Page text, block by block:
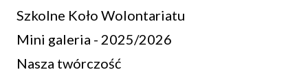
Szkolne Koło Wolontariatu
Mini galeria - 2025/2026
Nasza twórczość